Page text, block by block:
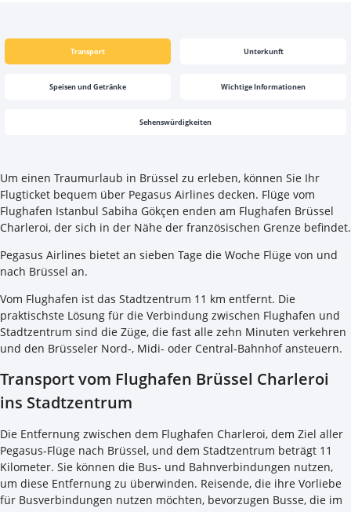
Transport Unterkunft
Speisen und Getränke Wichtige Informationen
Sehenswürdigkeiten
Um einen Traumurlaub in Brüssel zu erleben, können Sie Ihr
Flugticket bequem über Pegasus Airlines decken. Flüge vom
Flughafen Istanbul Sabiha Gökçen enden am Flughafen Brüssel
Charleroi, der sich in der Nähe der französischen Grenze befindet.
Pegasus Airlines bietet an sieben Tage die Woche Flüge von und
nach Brüssel an.
Vom Flughafen ist das Stadtzentrum 11 km entfernt. Die
praktischste Lösung für die Verbindung zwischen Flughafen und
Stadtzentrum sind die Züge, die fast alle zehn Minuten verkehren
und den Brüsseler Nord-, Midi- oder Central-Bahnhof ansteuern.
Transport vom Flughafen Brüssel Charleroi
ins Stadtzentrum
Die Entfernung zwischen dem Flughafen Charleroi, dem Ziel aller
Pegasus-Flüge nach Brüssel, und dem Stadtzentrum beträgt 11
Kilometer. Sie können die Bus- und Bahnverbindungen nutzen,
um diese Entfernung zu überwinden. Reisende, die ihre Vorliebe
für Busverbindungen nutzen möchten, bevorzugen Busse, die im